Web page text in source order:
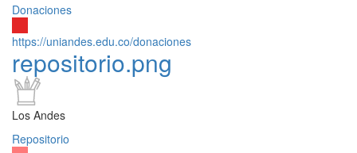
Donaciones
https://uniandes.edu.co/donaciones
repositorio.png
Los Andes
Repositorio